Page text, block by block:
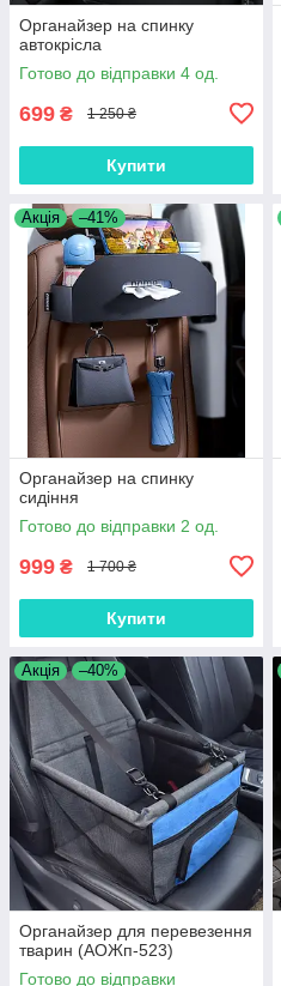
Органайзер на спинку
автокрісла
Готово до відправки 4 од.
699 ₴ 1 250 ₴
Купити
Акція –41%
Органайзер на спинку
сидіння
Готово до відправки 2 од.
999 ₴ 1 700 ₴
Купити
Акція –40%
Органайзер для перевезення
тварин (АОЖп-523)
Готово до відправки